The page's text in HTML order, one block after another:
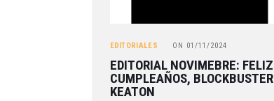
EDITORIALES ON 01/11/2024
EDITORIAL NOVIMEBRE: FELIZ
CUMPLEAÑOS, BLOCKBUSTER
KEATON